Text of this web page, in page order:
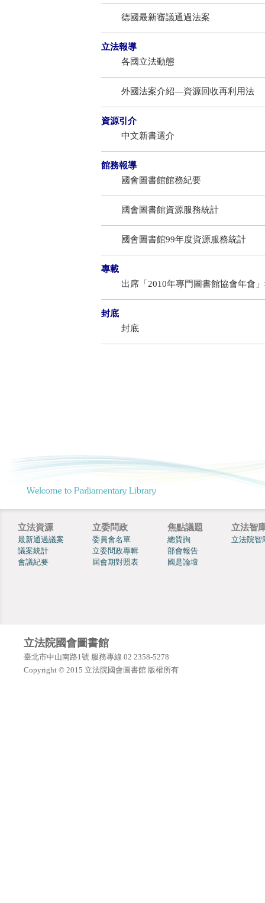
德國最新審議通過法案
立法報導
各國立法動態
外國法案介紹—資源回收再利用法
資源引介
中文新書選介
館務報導
國會圖書館館務紀要
國會圖書館資源服務統計
國會圖書館99年度資源服務統計
專載
出席「2010年專門圖書館協會年會
封底
封底
立法資源
最新通過議案
議案統計
會議紀要
立委問政
委員會名單
立委問政專輯
屆會期對照表
焦點議題
總質詢
部會報告
國是論壇
立法智
立法院智
立法院國會圖書館
臺北市中山南路1號 服務專線 02 2358-5278
Copyright © 2015 立法院國會圖書館 版權所有